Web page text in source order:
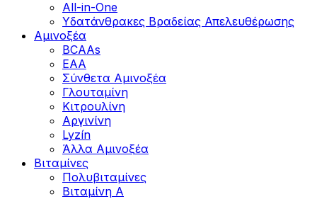
All-in-One
Υδατάνθρακες Βραδείας Απελευθέρωσης
Αμινοξέα
BCAAs
EAA
Σύνθετα Αμινοξέα
Γλουταμίνη
Κιτρουλίνη
Αργινίνη
Lyzín
Άλλα Αμινοξέα
Βιταμίνες
Πολυβιταμίνες
Βιταμίνη Α